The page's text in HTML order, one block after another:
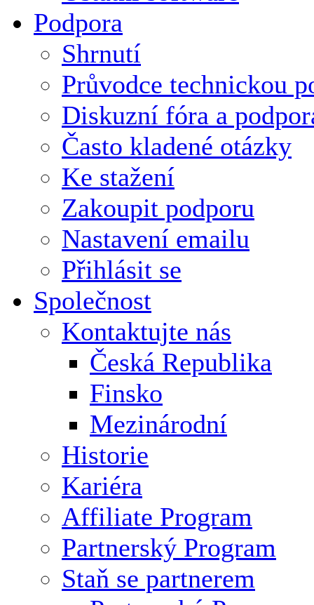
Podpora
Shrnutí
Průvodce technickou
Diskuzní fóra a
Často kladené otázky
Ke stažení
Zakoupit podporu
Nastavení emailu
Přihlásit se
Společnost
Kontaktujte nás
Česká Republika
Finsko
Mezinárodní
Historie
Kariéra
Affiliate Program
Partnerský Program
Staň se partnerem